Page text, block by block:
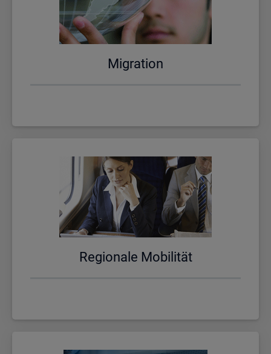
Mi­gra­ti­on
Re­gio­na­le Mo­bi­li­tät